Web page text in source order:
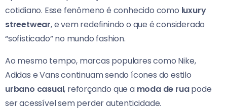
cotidiano. Esse fenômeno é conhecido como luxury
streetwear, e vem redefinindo o que é considerado
“sofisticado” no mundo fashion.
Ao mesmo tempo, marcas populares como Nike,
Adidas e Vans continuam sendo ícones do estilo
urbano casual, reforçando que a moda de ruapode
ser acessível sem perder autenticidade.